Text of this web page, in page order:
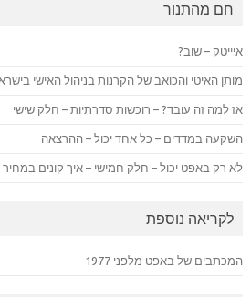
חם מהתנור
איייטק – שוב?
מותן האיטי והכואב של הקרנות בניהול האישי
אז למה זה עובד? – רוכשות סדרתיות – חלק שישי
השקעה במדדים – כל אחד יכול – ההרצאה
לא רק באפט יכול – חלק חמישי – איך קונים במחיר
לקריאה נוספת
המכתבים של באפט מלפני 1977